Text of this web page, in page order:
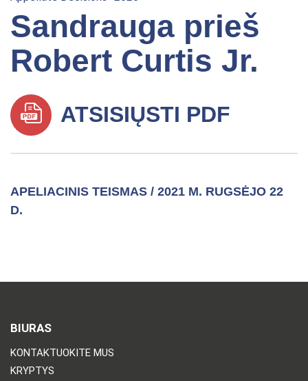
Sandrauga prieš
Robert Curtis Jr.
ATSISIŲSTI PDF
APELIACINIS TEISMAS / 2021 M. RUGSĖJO 22
D.
BIURAS
KONTAKTUOKITE MUS
KRYPTYS